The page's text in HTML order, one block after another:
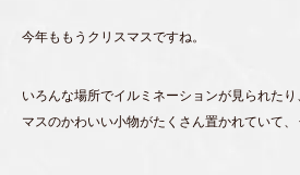
今年ももうクリスマスですね。
いろんな場所でイルミネーションが見られた
マスのかわいい小物がたくさん置かれていて